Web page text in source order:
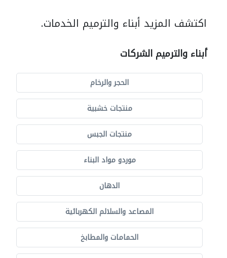
اكتشف المزيد أبناء والترميم الخدمات.
أبناء والترميم الشركات
الحجر والرخام
منتجات خشبية
منتجات الجبس
موردو مواد البناء
الدهان
المصاعد والسلالم الكهربائية
الحمامات والمطابخ